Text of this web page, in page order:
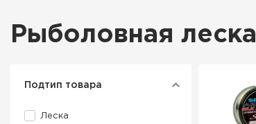
Рыболовная леска
Подтип товара
Леска